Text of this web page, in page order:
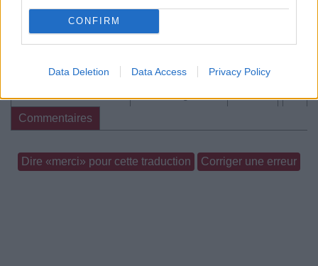
CONFIRM
Data Deletion Data Access Privacy Policy
Commentaires
Dire «merci» pour cette traduction Corriger une erreur